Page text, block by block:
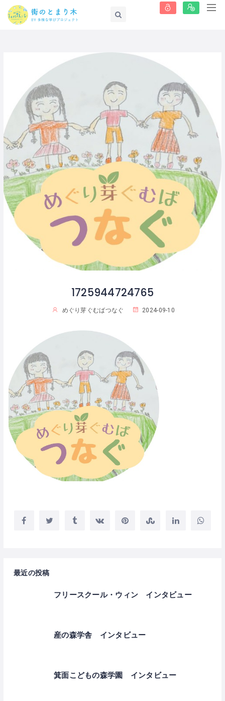
1725944724765
めぐり芽ぐむばつなぐ 2024-09-10
最近の投稿
フリースクール・ウィン インタビュー
産の森学舎 インタビュー
箕面こどもの森学園 インタビュー